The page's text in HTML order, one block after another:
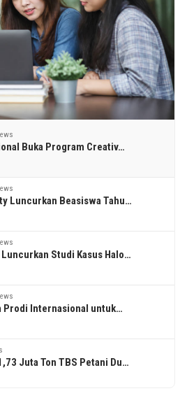
Buka Program Creativ…
Luncurkan Beasiswa Tahu…
Luncurkan Studi Kasus Halo…
Prodi Internasional untuk…
Juta Ton TBS Petani Du…